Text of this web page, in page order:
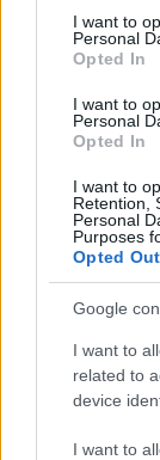
consent section.
I want to
Personal
Opted In
I want to
Personal
Opted In
I want to
Retention,
Personal
Purposes
Opted Out
Google
I want to
related to
device
I want to
Στα ανατολικά
χωριό του
καταπράσινα
Αλοϊζιάνικα,
μερικοί ακόμα
αρχιτεκτονικό